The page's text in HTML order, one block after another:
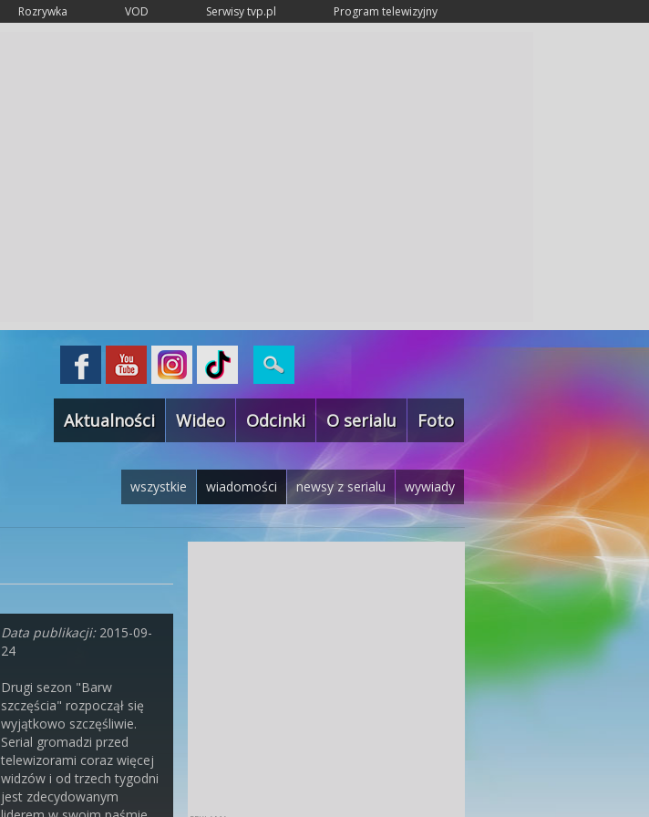
Rozrywka VOD Serwisy tvp.pl Program telewizyjny
Aktualności Wideo Odcinki O serialu Foto
wywiady
newsy z serialu
wiadomości
wszystkie
Data publikacji: 2015-09-
24
Drugi sezon "Barw
szczęścia" rozpoczął się
wyjątkowo szczęśliwie.
Serial gromadzi przed
telewizorami coraz więcej
widzów i od trzech tygodni
jest zdecydowanym